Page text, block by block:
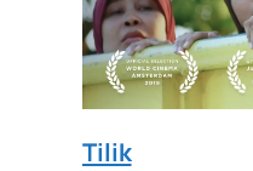
Tilik